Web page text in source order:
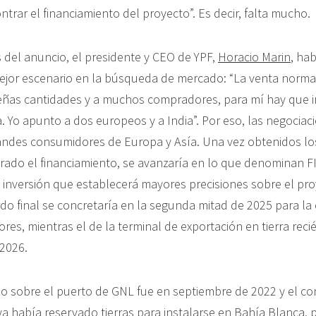
el financiamiento del proyecto”. Es decir, falta mucho.
anuncio, el presidente y CEO de YPF, Horacio Marin,
escenario en la búsqueda de mercado: “La venta
cantidades y a muchos compradores, para mí hay que
Yo apunto a dos europeos y a India”. Por eso, las
consumidores de Europa y Asía. Una vez obtenidos
el financiamiento, se avanzaría en lo que denominan
que establecerá mayores precisiones sobre el
final se concretaría en la segunda mitad de 2025 para
mientras el de la terminal de exportación en tierra
sobre el puerto de GNL fue en septiembre de 2022 y el
había reservado tierras para instalarse en Bahía Blanca,